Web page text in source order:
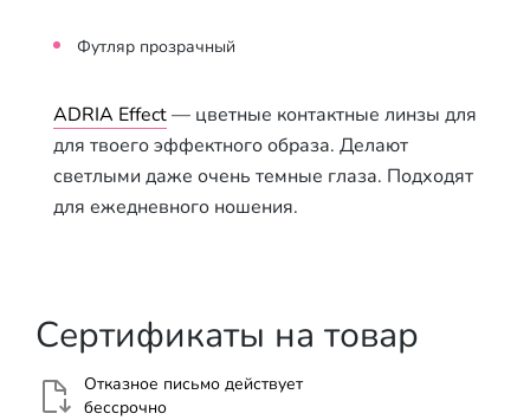
Футляр прозрачный
ADRIA Effect— цветные контактные линзы для
для твоего эффектного образа. Делают
светлыми даже очень темные глаза. Подходят
для ежедневного ношения.
Сертификаты на товар
Отказное письмо действует
бессрочно